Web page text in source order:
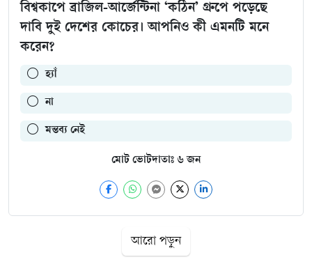
বিশ্বকাপে ব্রাজিল-আর্জেন্টিনা ‘কঠিন’ গ্রুপে পড়েছে
দাবি দুই দেশের কোচের। আপনিও কী এমনটি মনে
করেন?
হ্যাঁ
না
মন্তব্য নেই
মোট ভোটদাতাঃ ৬জন
আরো পড়ুন